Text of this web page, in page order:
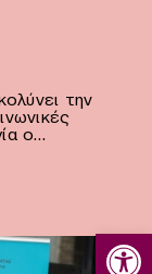
την
ο…